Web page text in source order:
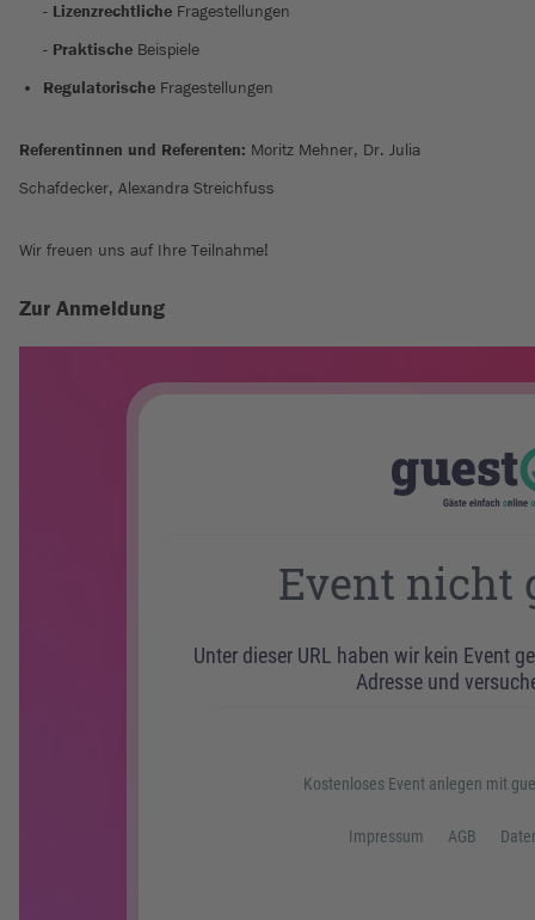
- Lizenzrechtliche Fragestellungen
- Praktische Beispiele
Regulatorische Fragestellungen
Referentinnen und Referenten: Moritz Mehner, Dr. Julia
Schafdecker, Alexandra Streichfuss
Wir freuen uns auf Ihre Teilnahme!
Zur Anmeldung